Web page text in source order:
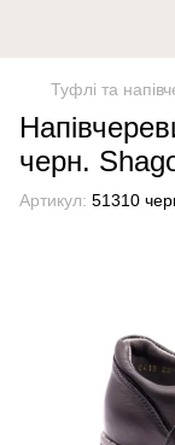
Туфлі та
черн.
Артикул: 51310